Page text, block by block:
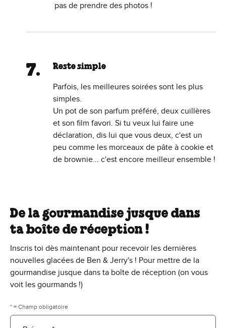
pas de prendre des photos !
Reste simple
Parfois, les meilleures soirées sont les plus
simples.
Un pot de son parfum préféré, deux cuillères
et son film favori. Si tu veux lui faire une
déclaration, dis lui que vous deux, c'est un
peu comme les morceaux de pâte à cookie et
de brownie... c'est encore meilleur ensemble !
De la gourmandise jusque dans
ta boîte de réception !
Inscris toi dès maintenant pour recevoir les dernières
nouvelles glacées de Ben & Jerry's ! Pour mettre de la
gourmandise jusque dans ta boîte de réception (on vous
voit les gourmands !)
* = Champ obligatoire